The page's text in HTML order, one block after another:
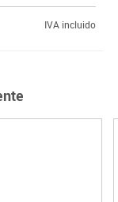
IVA incluido